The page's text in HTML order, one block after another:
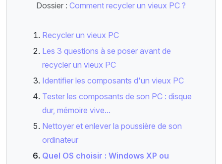
Dossier : Comment recycler un vieux PC ?
Recycler un vieux PC
Les 3 questions à se poser avant de
recycler un vieux PC
Identifier les composants d'un vieux PC
Tester les composants de son PC : disque
dur, mémoire vive...
Nettoyer et enlever la poussière de son
ordinateur
Quel OS choisir : Windows XP ou